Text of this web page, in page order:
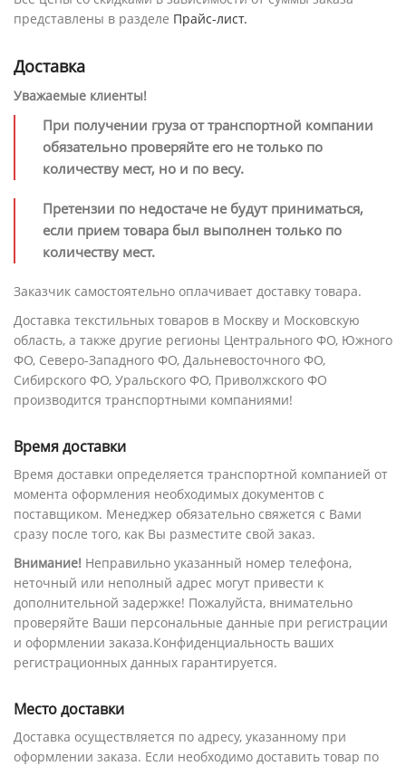
представлены в разделе Прайс-лист.
Доставка
Уважаемые клиенты!
При получении груза от транспортной компании
обязательно проверяйте его не только по
количеству мест, но и по весу.
Претензии по недостаче не будут приниматься,
если прием товара был выполнен только по
количеству мест.
Заказчик самостоятельно оплачивает доставку товара.
Доставка текстильных товаров в Москву и Московскую
область, а также другие регионы Центрального ФО, Южного
ФО, Северо-Западного ФО, Дальневосточного ФО,
Сибирского ФО, Уральского ФО, Приволжского ФО
производится транспортными компаниями!
Время доставки
Время доставки определяется транспортной компанией от
момента оформления необходимых документов с
поставщиком. Менеджер обязательно свяжется с Вами
сразу после того, как Вы разместите свой заказ.
Внимание! Неправильно указанный номер телефона,
неточный или неполный адрес могут привести к
дополнительной задержке! Пожалуйста, внимательно
проверяйте Ваши персональные данные при регистрации
и оформлении заказа.Конфиденциальность ваших
регистрационных данных гарантируется.
Место доставки
Доставка осуществляется по адресу, указанному при
оформлении заказа. Если необходимо доставить товар по